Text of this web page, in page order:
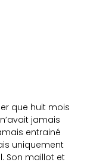
que huit mois
jamais
entrainé
uniquement
Son maillot et